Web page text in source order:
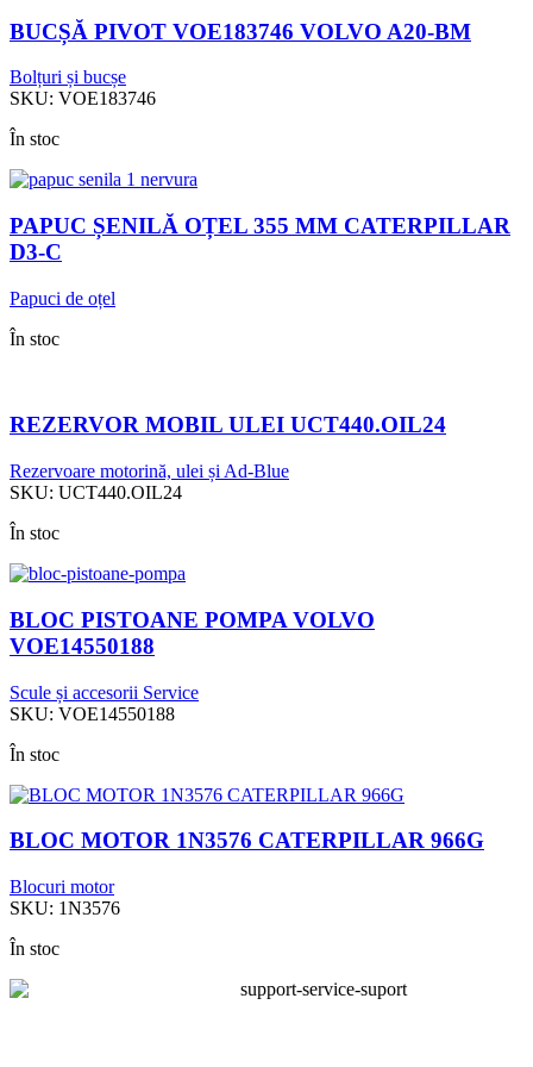
BUCȘĂ PIVOT VOE183746 VOLVO A20-BM
Bolțuri și bucșe
SKU: VOE183746
În stoc
PAPUC ȘENILĂ OȚEL 355 MM CATERPILLAR
D3-C
Papuci de oțel
În stoc
REZERVOR MOBIL ULEI UCT440.OIL24
Rezervoare motorină, ulei și Ad-Blue
SKU: UCT440.OIL24
În stoc
BLOC PISTOANE POMPA VOLVO
VOE14550188
Scule și accesorii Service
SKU: VOE14550188
În stoc
BLOC MOTOR 1N3576 CATERPILLAR 966G
Blocuri motor
SKU: 1N3576
În stoc